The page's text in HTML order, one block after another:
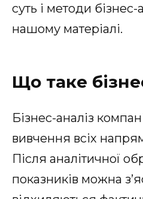
суть і методи бізнес-
нашому матеріалі.
Що таке
Бізнес-аналіз
вивчення всіх
Після аналітичної
показників можна